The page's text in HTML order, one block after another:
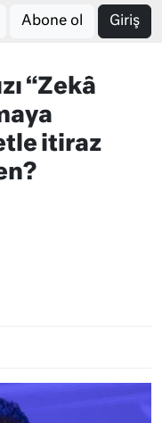
Abone ol Giriş
“Zekâ
itiraz